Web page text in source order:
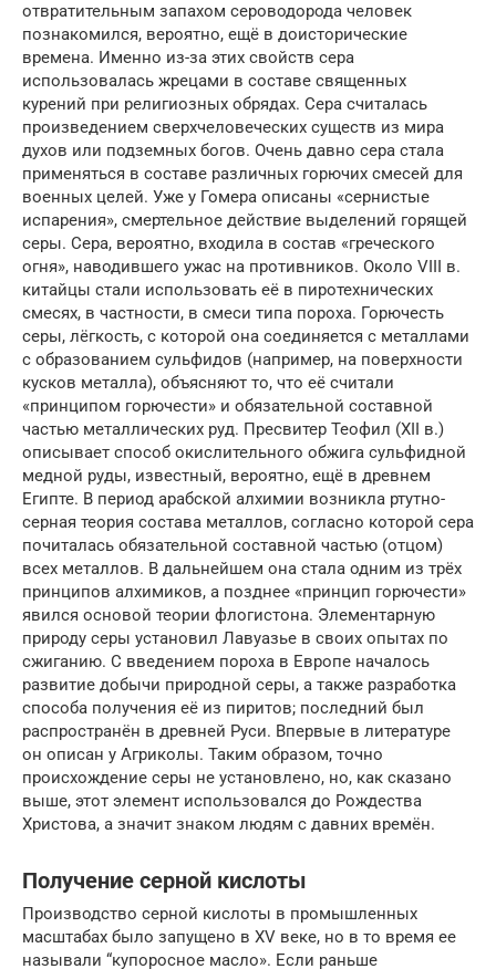
отвратительным запахом сероводорода человек
познакомился, вероятно, ещё в доисторические
времена. Именно из-за этих свойств сера
использовалась жрецами в составе священных
курений при религиозных обрядах. Сера считалась
произведением сверхчеловеческих существ из мира
духов или подземных богов. Очень давно сера стала
применяться в составе различных горючих смесей для
военных целей. Уже у Гомера описаны «сернистые
испарения», смертельное действие выделений горящей
серы. Сера, вероятно, входила в состав «греческого
огня», наводившего ужас на противников. Около VIII в.
китайцы стали использовать её в пиротехнических
смесях, в частности, в смеси типа пороха. Горючесть
серы, лёгкость, с которой она соединяется с металлами
с образованием сульфидов (например, на поверхности
кусков металла), объясняют то, что её считали
«принципом горючести» и обязательной составной
частью металлических руд. Пресвитер Теофил (XII в.)
описывает способ окислительного обжига сульфидной
медной руды, известный, вероятно, ещё в древнем
Египте. В период арабской алхимии возникла ртутно-
серная теория состава металлов, согласно которой сера
почиталась обязательной составной частью (отцом)
всех металлов. В дальнейшем она стала одним из трёх
принципов алхимиков, а позднее «принцип горючести»
явился основой теории флогистона. Элементарную
природу серы установил Лавуазье в своих опытах по
сжиганию. С введением пороха в Европе началось
развитие добычи природной серы, а также разработка
способа получения её из пиритов; последний был
распространён в древней Руси. Впервые в литературе
он описан у Агриколы. Таким образом, точно
происхождение серы не установлено, но, как сказано
выше, этот элемент использовался до Рождества
Христова, а значит знаком людям с давних времён.
Получение серной кислоты
Производство серной кислоты в промышленных
масштабах было запущено в XV веке, но в то время ее
называли “купоросное масло». Если раньше